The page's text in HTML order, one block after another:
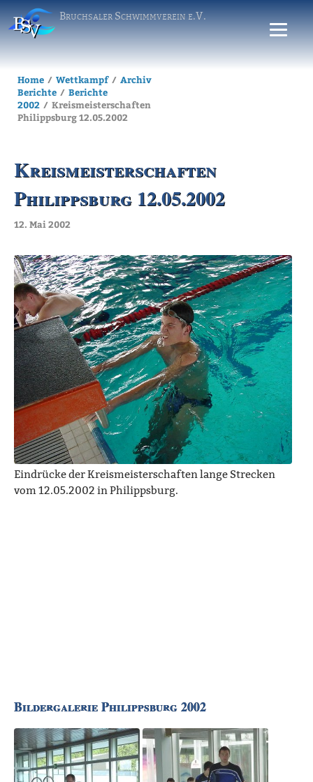
Bruchsaler Schwimmverein e.V.
Home Wettkampf
Archiv
Berichte
Berichte
2002
Kreismeisterschaften
Philippsburg 12.05.2002
Kreismeisterschaften
Philippsburg 12.05.2002
12. Mai 2002
Eindrücke der Kreismeisterschaften lange Strecken
vom 12.05.2002 in Philippsburg.
Bildergalerie Philippsburg 2002